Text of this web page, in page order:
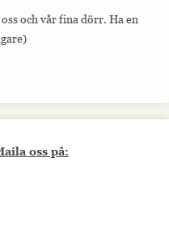
och vår fina dörr. Ha en
oss på: